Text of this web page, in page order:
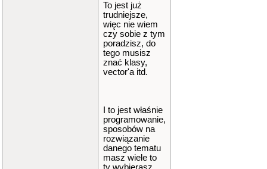
To jest już
trudniejsze,
więc nie wiem
czy sobie z tym
poradzisz, do
tego musisz
znać klasy,
vector'a itd.
I to jest właśnie
programowanie,
sposobów na
rozwiązanie
danego tematu
masz wiele to